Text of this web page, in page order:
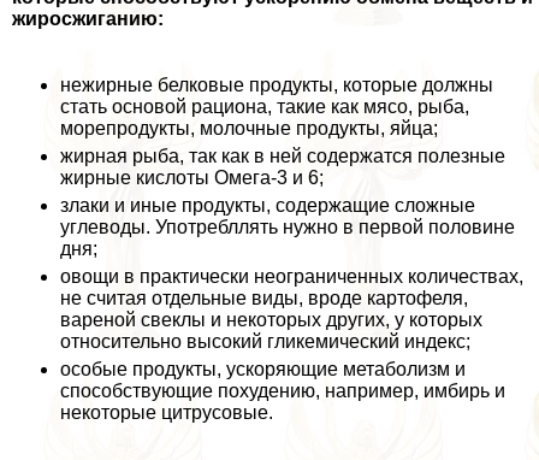
жиросжиганию:
нежирные белковые продукты, которые должны
стать основой рациона, такие как мясо, рыба,
морепродукты, молочные продукты, яйца;
жирная рыба, так как в ней содержатся полезные
жирные кислоты Омега-3 и 6;
злаки и иные продукты, содержащие сложные
углеводы. Употрeбллять нужно в первой половине
дня;
овощи в пpaктически неограниченных количествах,
не считая отдельные виды, вроде картофеля,
вареной свеклы и некоторых других, у которых
относительно высокий гликемический индекс;
особые продукты, ускоряющие метаболизм и
способствующие похудению, например, имбирь и
некоторые цитрусовые.